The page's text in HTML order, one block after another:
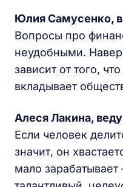
Юлия Самусенко,
Вопросы про
неудобными.
зависит от того,
вкладывает
Алеся Лакина,
Если человек
значит, он
мало зарабатывает